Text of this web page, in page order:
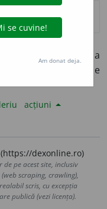
(Despre o parte a
un proces de
acțiuni
dexonline.ro)
pe acest site, inclusiv
scraping, crawling),
scris, cu excepția
publică (vezi licența).
Am donat deja.